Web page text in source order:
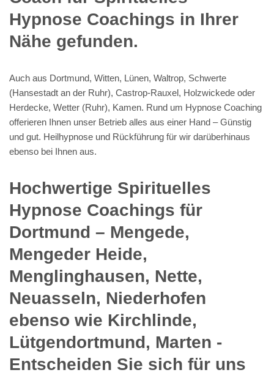
Hypnose Coachings in Ihrer
Nähe gefunden.
Auch aus Dortmund, Witten, Lünen, Waltrop, Schwerte
(Hansestadt an der Ruhr), Castrop-Rauxel, Holzwickede oder
Herdecke, Wetter (Ruhr), Kamen. Rund um Hypnose Coaching
offerieren Ihnen unser Betrieb alles aus einer Hand – Günstig
und gut. Heilhypnose und Rückführung für wir darüberhinaus
ebenso bei Ihnen aus.
Hochwertige Spirituelles
Hypnose Coachings für
Dortmund – Mengede,
Mengeder Heide,
Menglinghausen, Nette,
Neuasseln, Niederhofen
ebenso wie Kirchlinde,
Lütgendortmund, Marten -
Entscheiden Sie sich für uns